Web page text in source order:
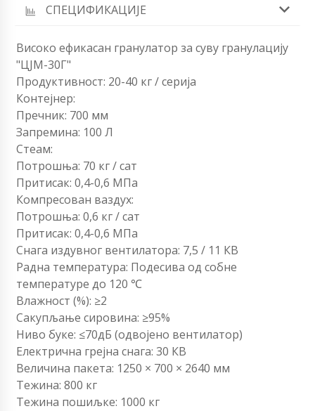
СПЕЦИФИКАЦИЈЕ
Високо ефикасан гранулатор за суву гранулацију
"ЦЈМ-30Г"
Продуктивност: 20-40 кг / серија
Контејнер:
Пречник: 700 мм
Запремина: 100 Л
Стеам:
Потрошња: 70 кг / сат
Притисак: 0,4-0,6 МПа
Компресован ваздух:
Потрошња: 0,6 кг / сат
Притисак: 0,4-0,6 МПа
Снага издувног вентилатора: 7,5 / 11 КВ
Радна температура: Подесива од собне
температуре до 120 ℃
Влажност (%): ≥2
Сакупљање сировина: ≥95%
Ниво буке: ≤70дБ (одвојено вентилатор)
Електрична грејна снага: 30 КВ
Величина пакета: 1250 × 700 × 2640 мм
Тежина: 800 кг
Тежина пошиљке: 1000 кг